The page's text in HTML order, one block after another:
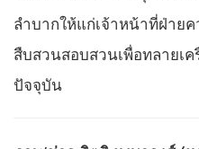
ลำบากให้แก่เจ้าหน้าที่ฝ่าย
สืบสวนสอบสวนเพื่อทลายเ
ปัจจุบัน